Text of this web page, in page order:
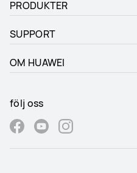
PRODUKTER
SUPPORT
OM HUAWEI
följ oss